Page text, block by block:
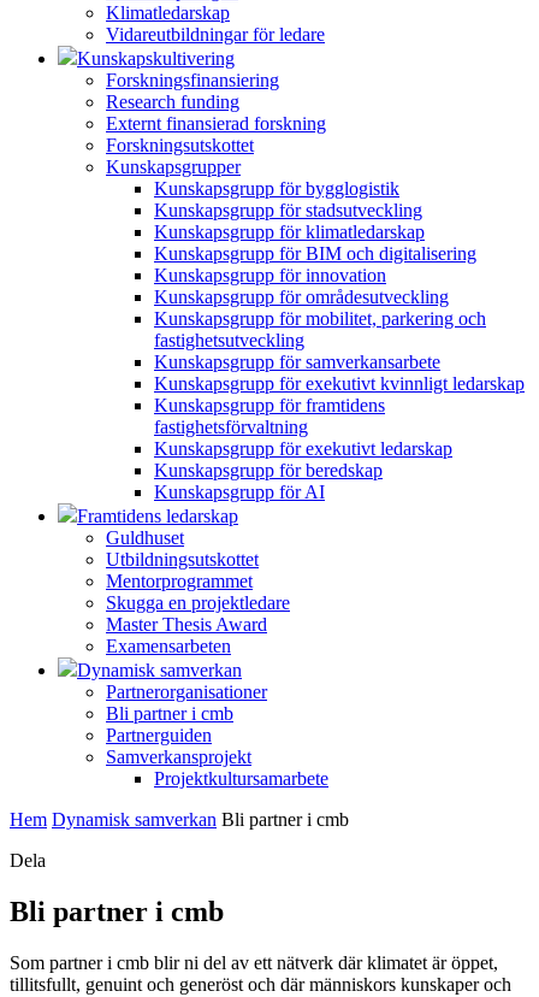
Klimatledarskap
Vidareutbildningar för ledare
Kunskapskultivering
Forskningsfinansiering
Research funding
Externt finansierad forskning
Forskningsutskottet
Kunskapsgrupper
Kunskapsgrupp för bygglogistik
Kunskapsgrupp för stadsutveckling
Kunskapsgrupp för klimatledarskap
Kunskapsgrupp för BIM och digitalisering
Kunskapsgrupp för innovation
Kunskapsgrupp för områdesutveckling
Kunskapsgrupp för mobilitet, parkering och
fastighetsutveckling
Kunskapsgrupp för samverkansarbete
Kunskapsgrupp för exekutivt kvinnligt ledarskap
Kunskapsgrupp för framtidens
fastighetsförvaltning
Kunskapsgrupp för exekutivt ledarskap
Kunskapsgrupp för beredskap
Kunskapsgrupp för AI
Framtidens ledarskap
Guldhuset
Utbildningsutskottet
Mentorprogrammet
Skugga en projektledare
Master Thesis Award
Examensarbeten
Dynamisk samverkan
Partnerorganisationer
Bli partner i cmb
Partnerguiden
Samverkansprojekt
Projektkultursamarbete
Hem Dynamisk samverkan Bli partner i cmb
Dela
Bli partner i cmb
Som partner i cmb blir ni del av ett nätverk där klimatet är öppet,
tillitsfullt, genuint och generöst och där människors kunskaper och